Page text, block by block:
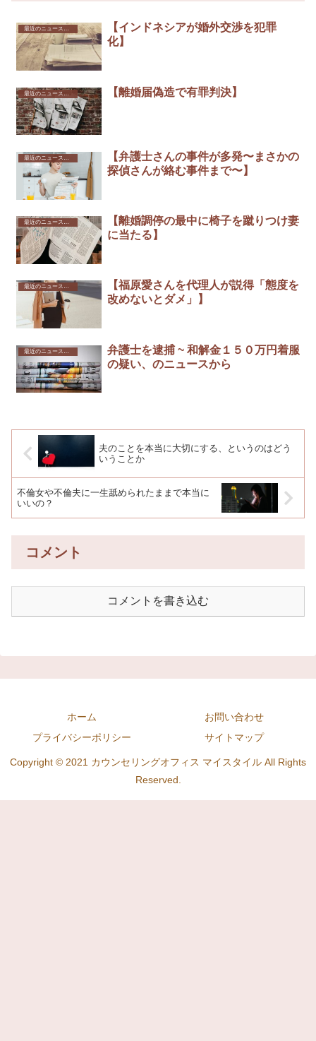
最近のニュースから
【インドネシアが婚外交渉を犯罪
化】
【離婚届偽造で有罪判決】
最近のニュースから
【弁護士さんの事件が多発〜まさかの
探偵さんが絡む事件まで〜】
最近のニュースから
【離婚調停の最中に椅子を蹴りつけ妻
に当たる】
最近のニュースから
【福原愛さんを代理人が説得「態度を
改めないとダメ」】
弁護士を逮捕 ~ 和解金１５０万円着服
の疑い、のニュースから
夫のことを本当に大切にする、というのはどう
いうことか
不倫女や不倫夫に一生舐められたままで本当に
いいの？
コメント
コメントを書き込む
ホーム
お問い合わせ
プライバシーポリシー
サイトマップ
Copyright © 2021 カウンセリングオフィス マイスタイル All Rights
Reserved.